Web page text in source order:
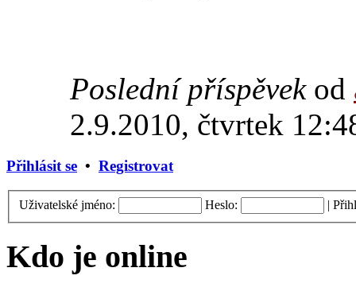
Poslední příspěvekod
2.9.2010, čtvrtek
Přihlásit se • Registrovat
Uživatelské jméno: Heslo: |
Kdo je online